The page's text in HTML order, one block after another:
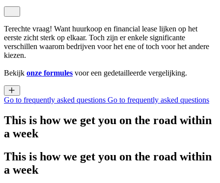
Terechte vraag! Want huurkoop en financial lease lijken op het
eerste zicht sterk op elkaar. Toch zijn er enkele significante
verschillen waarom bedrijven voor het ene of toch voor het andere
kiezen.
Bekijk onze formules voor een gedetailleerde vergelijking.
Go to frequently asked questions Go to frequently asked questions
This is how we get you on the road within
a week
This is how we get you on the road within
a week